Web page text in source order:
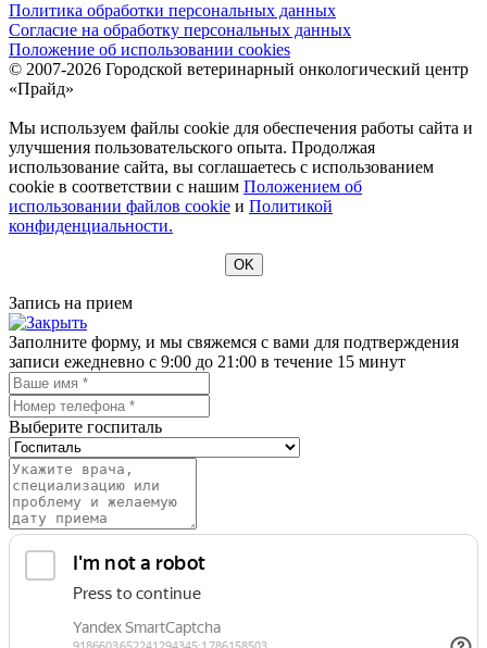
Политика обработки персональных данных
Согласие на обработку персональных данных
Положение об использовании cookies
© 2007-2026 Городской ветеринарный онкологический центр
«Прайд»
Мы используем файлы cookie для обеспечения работы сайта и
улучшения пользовательского опыта. Продолжая
использование сайта, вы соглашаетесь с использованием
cookie в соответствии с нашим Положением об
использовании файлов cookie и Политикой
конфиденциальности.
OK
Запись на прием
Заполните форму, и мы свяжемся с вами для подтверждения
записи ежедневно с 9:00 до 21:00 в течение 15 минут
Выберите госпиталь